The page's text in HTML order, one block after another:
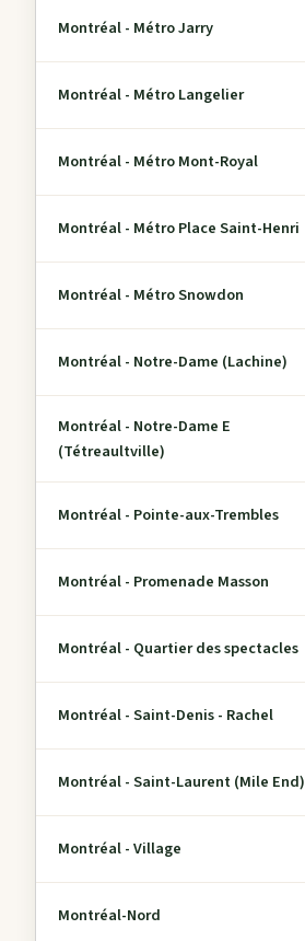
Montréal - Métro Jarry
Montréal - Métro Langelier
Montréal - Métro Mont-Royal
Montréal - Métro Place Saint-Henri
Montréal - Métro Snowdon
Montréal - Notre-Dame (Lachine)
Montréal - Notre-Dame E
(Tétreaultville)
Montréal - Pointe-aux-Trembles
Montréal - Promenade Masson
Montréal - Quartier des spectacles
Montréal - Saint-Denis - Rachel
Montréal - Saint-Laurent (Mile End)
Montréal - Village
Montréal-Nord